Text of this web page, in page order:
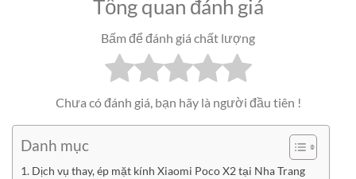
Tổng quan đánh giá
Bấm để đánh giá chất lượng
Chưa có đánh giá, bạn hãy là người đầu tiên !
Danh mục
Dịch vụ thay, ép mặt kính Xiaomi Poco X2 tại Nha Trang